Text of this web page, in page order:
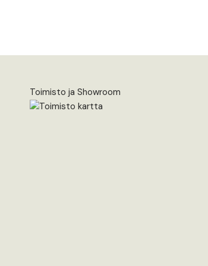
Toimisto ja Showroom